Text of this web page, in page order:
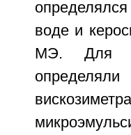
воде и
МЭ. Для